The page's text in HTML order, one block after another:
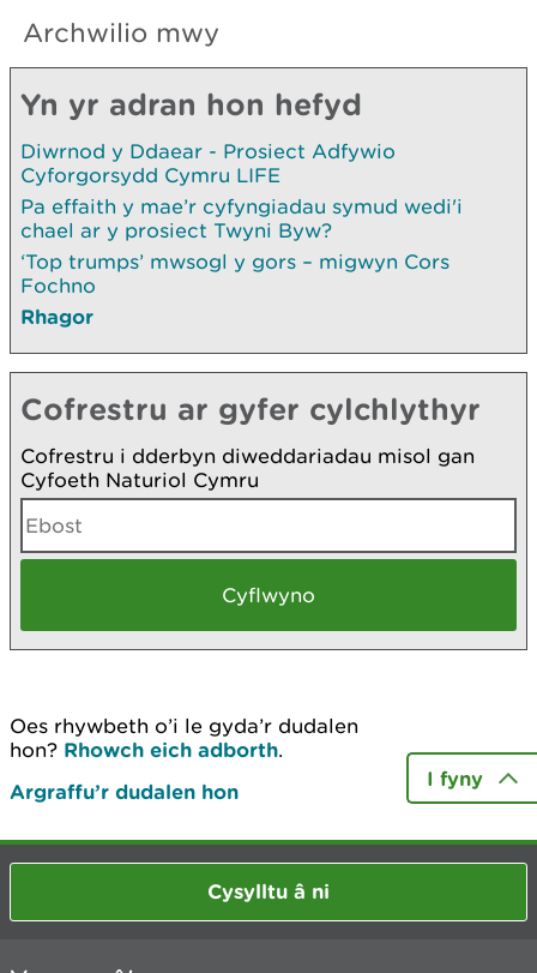
Archwilio mwy
Yn yr adran hon hefyd
Diwrnod y Ddaear - Prosiect Adfywio
Cyforgorsydd Cymru LIFE
Pa effaith y mae’r cyfyngiadau symud wedi'i
chael ar y prosiect Twyni Byw?
‘Top trumps’ mwsogl y gors – migwyn Cors
Fochno
Rhagor
Cofrestru ar gyfer cylchlythyr
Cofrestru i dderbyn diweddariadau misol gan
Cyfoeth Naturiol Cymru
Oes rhywbeth o’i le gyda’r dudalen
hon? Rhowch eich adborth.
Argraffu’r dudalen hon
I fyny
Cysylltu â ni